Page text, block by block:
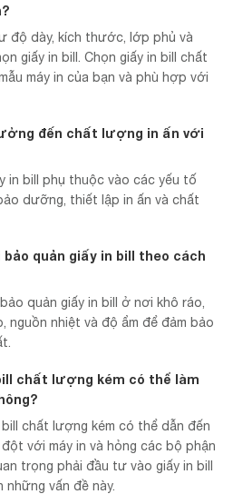
độ dày, kích thước, lớp phủ và
giấy in bill. Chọn giấy in bill chất
máy in của bạn và phù hợp với
đến chất lượng in ấn với
in bill phụ thuộc vào các yếu tố
dưỡng, thiết lập in ấn và chất
quản giấy in bill theo cách
quản giấy in bill ở nơi khô ráo,
nguồn nhiệt và độ ẩm để đảm bảo
chất lượng kém có thể làm
chất lượng kém có thể dẫn đến
với máy in và hỏng các bộ phận
trọng phải đầu tư vào giấy in bill
vấn đề này.